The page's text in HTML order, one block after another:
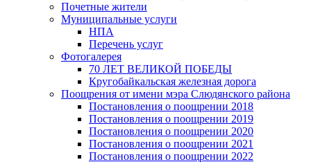
Почетные жители
Муниципальные услуги
НПА
Перечень услуг
Фотогалерея
70 ЛЕТ ВЕЛИКОЙ ПОБЕДЫ
Кругобайкальская железная дорога
Поощрения от имени мэра Слюдянского района
Постановления о поощрении 2018
Постановления о поощрении 2019
Постановления о поощрении 2020
Постановления о поощрении 2021
Постановления о поощрении 2022